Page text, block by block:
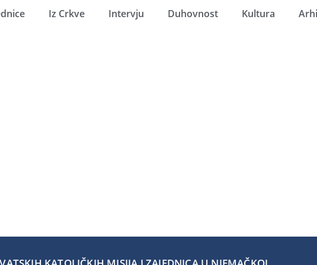
Iz Crkve Intervju Duhovnost Kultura